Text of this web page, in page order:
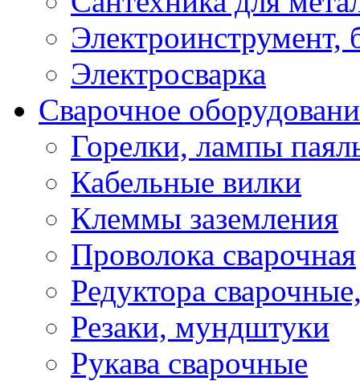
Электроинструмент,
Электросварка
Сварочное
Горелки, лампы
Кабельные вилки
Клеммы заземления
Проволока сварочная
Редуктора
Резаки, мундштуки
Рукава сварочные